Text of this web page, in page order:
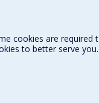
cookies are
to better serve you.